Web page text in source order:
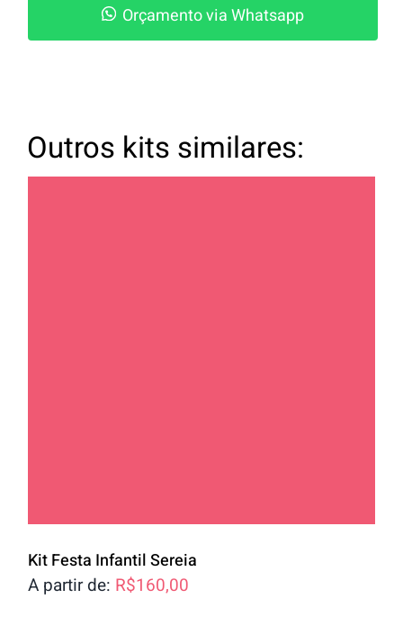
Orçamento via Whatsapp
Outros kits similares:
Kit Festa Infantil Sereia
A partir de: R$160,00